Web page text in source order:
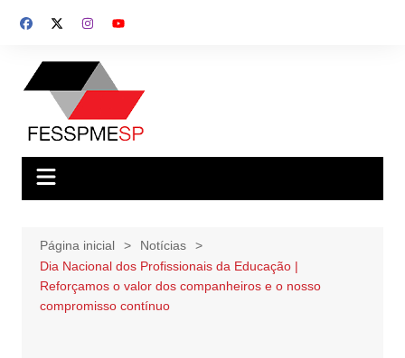
para
conteúdo
Página inicial
Notícias
Dia Nacional dos Profissionais da Educação |
Reforçamos o valor dos companheiros e o nosso
compromisso contínuo